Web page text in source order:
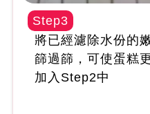
Step3
將已經濾除水份的
篩過篩，可使蛋糕
加入Step2中